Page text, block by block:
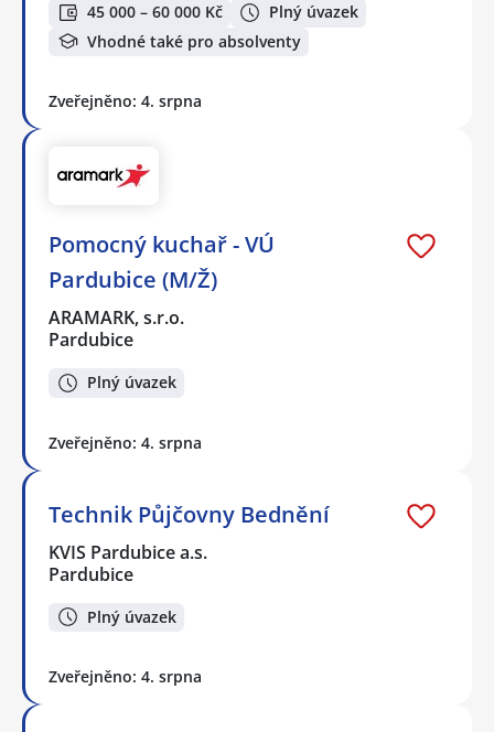
45 000 – 60 000 Kč
Plný úvazek
Vhodné také pro absolventy
Zveřejněno: 4. srpna
Pomocný kuchař - VÚ
Pardubice (M/Ž)
ARAMARK, s.r.o.
Pardubice
Plný úvazek
Zveřejněno: 4. srpna
Technik Půjčovny Bednění
KVIS Pardubice a.s.
Pardubice
Plný úvazek
Zveřejněno: 4. srpna